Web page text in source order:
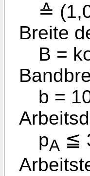
≙
Breite
B =
b =
pA ≦